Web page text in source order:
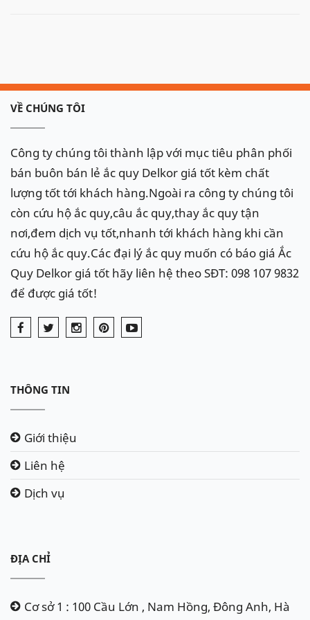
VỀ CHÚNG TÔI
Công ty chúng tôi thành lập với mục tiêu phân phối
bán buôn bán lẻ ắc quy Delkor giá tốt kèm chất
lượng tốt tới khách hàng.Ngoài ra công ty chúng tôi
còn cứu hộ ắc quy,câu ắc quy,thay ắc quy tận
nơi,đem dịch vụ tốt,nhanh tới khách hàng khi cần
cứu hộ ắc quy.Các đại lý ắc quy muốn có báo giá Ắc
Quy Delkor giá tốt hãy liên hệ theo SĐT: 098 107 9832
để được giá tốt!
THÔNG TIN
Giới thiệu
Liên hệ
Dịch vụ
ĐỊA CHỈ
Cơ sở 1 : 100 Cầu Lớn , Nam Hồng, Đông Anh, Hà